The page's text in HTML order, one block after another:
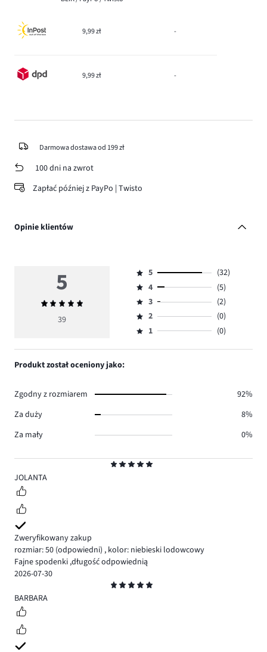
9,99 zł -
9,99 zł -
Darmowa dostawa od 199 zł
100 dni na zwrot
Zapłać później z PayPo | Twisto
Opinie klientów
5
JOLANTA
Zweryfikowany zakup
rozmiar: 50 (odpowiedni) , kolor: niebieski lodowcowy
Fajne spodenki ,długość odpowiednią
2026-07-30
5
BARBARA
5
Średnia
ocena
39
Ocena
5,
ilość
głosów
32.
5
(32)
Ocena
4,
ilość
głosów
4
(5)
Ocena
3,
ilość
3
(2)
Ocena
2,
2
(0)
Ocena
1,
1 (0)
Produkt został oceniony jako:
Zgodny z rozmiarem
92%
Za duży
8%
Za mały
0%